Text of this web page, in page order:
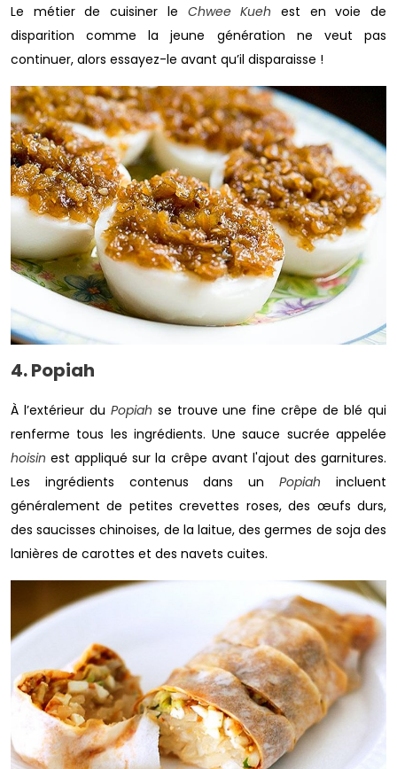
Le métier de cuisiner le Chwee Kueh est en voie de
disparition comme la jeune génération ne veut pas
continuer, alors essayez-le avant qu’il disparaisse !
4. Popiah
À l’extérieur du Popiah se trouve une fine crêpe de blé qui
renferme tous les ingrédients. Une sauce sucrée appelée
hoisin est appliqué sur la crêpe avant l'ajout des garnitures.
Les ingrédients contenus dans unPopiah incluent
généralement de petites crevettes roses, des œufs durs,
des saucisses chinoises, de la laitue, des germes de soja des
lanières de carottes et des navets cuites.